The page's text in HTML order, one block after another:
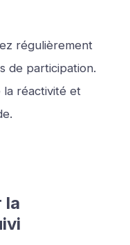
régulièrement
de participation.
la réactivité et
la